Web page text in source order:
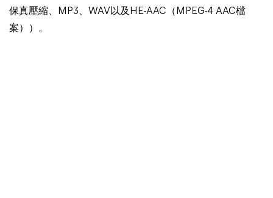
保真壓縮、MP3、WAV以及HE-AAC（MPEG-4 AAC檔
案））。